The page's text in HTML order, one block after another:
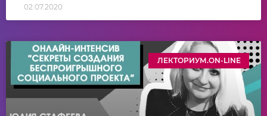
02.07.2020
ЛЕКТОРИУМ.ON-LINE